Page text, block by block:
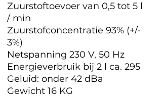
Zuurstoftoevoer van 0,5 tot 5 l
/ min
Zuurstofconcentratie 93% (+/-
3%)
Netspanning 230 V, 50 Hz
Energieverbruik bij 2 l ca. 295
Geluid: onder 42 dBa
Gewicht 16 KG